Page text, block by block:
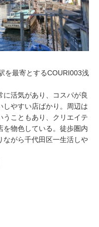
を最寄とするCOURI003浅
活気があり、コスパが良
しやすい店ばかり。周辺は
うこともあり、クリエイテ
を物色している。徒歩圏内
ながら千代田区一生活しや